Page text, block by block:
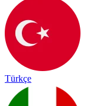
Türkçe